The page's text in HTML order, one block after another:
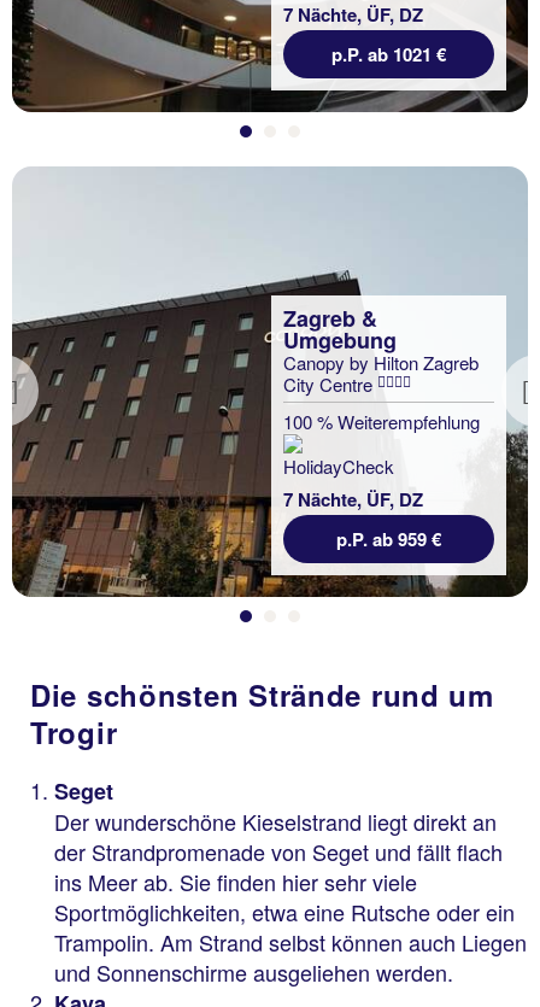
7 Nächte, ÜF, DZ
p.P. ab 1021 €
Previous
Zagreb &
Umgebung
Canopy by Hilton Zagreb
City Centre
100 % Weiterempfehlung
7 Nächte, ÜF, DZ
p.P. ab 959 €
Die schönsten Strände rund um
Trogir
Seget
Der wunderschöne Kieselstrand liegt direkt an
der Strandpromenade von Seget und fällt flach
ins Meer ab. Sie finden hier sehr viele
Sportmöglichkeiten, etwa eine Rutsche oder ein
Trampolin. Am Strand selbst können auch Liegen
und Sonnenschirme ausgeliehen werden.